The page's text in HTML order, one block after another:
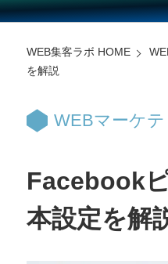
WEB集客ラボ HOME
を解説
WEBマーケ
Facebook
本設定を解